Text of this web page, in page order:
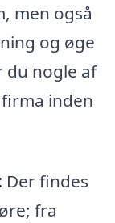
men også
og øge
du nogle af
inden
Der findes
fra